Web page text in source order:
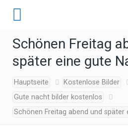
Schönen Freitag
später eine gute
Hauptseite
Kostenlose Bilder
Gute nacht bilder kostenlos
Schönen Freitag abend und später